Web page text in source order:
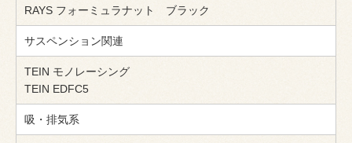
RAYS フォーミュラナット ブラック
サスペンション関連
TEIN モノレーシング
TEIN EDFC5
吸・排気系